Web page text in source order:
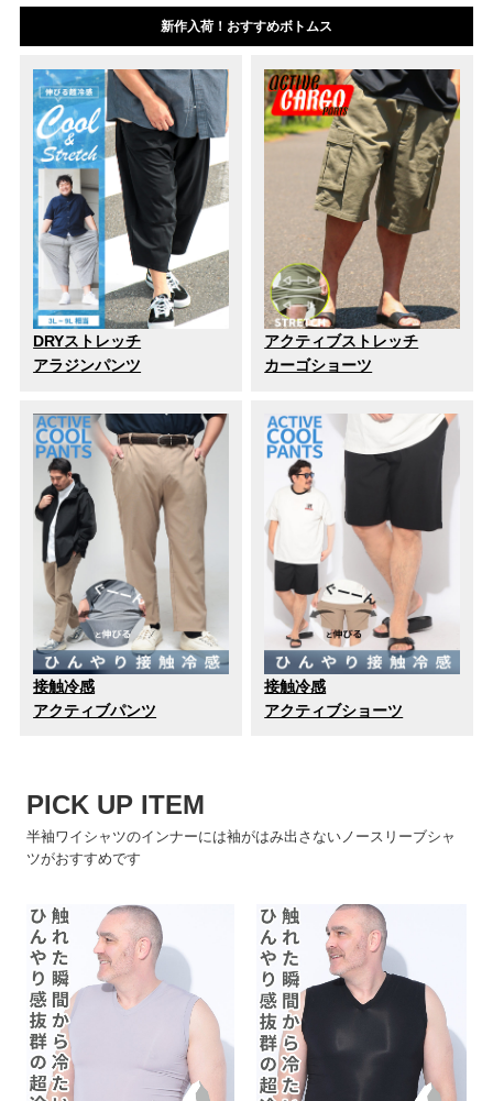
新作入荷！おすすめボトムス
DRYストレッチ
アラジンパンツ
アクティブストレッチ
カーゴショーツ
接触冷感
アクティブパンツ
接触冷感
アクティブショーツ
PICK UP ITEM
半袖ワイシャツのインナーには袖がはみ出さないノースリーブシャ
ツがおすすめです